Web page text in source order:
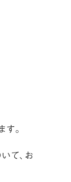
。
て、お